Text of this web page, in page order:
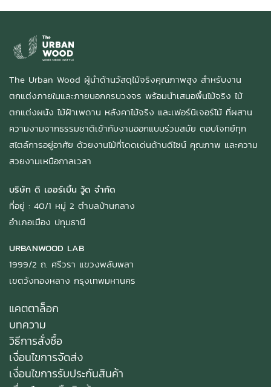
The Urban Wood ผู้นำด้านวัสดุไม้จริงคุณภาพสูง สำหรับงาน
ตกแต่งภายในและภายนอกครบวงจร พร้อมนำเสนอพื้นไม้จริง ไม้
ตกแต่งผนัง ไม้ฝ้าเพดาน หลังคาไม้จริง และเฟอร์นิเจอร์ไม้ ที่ผสาน
ความงามจากธรรมชาติเข้ากับงานออกแบบร่วมสมัย ตอบโจทย์ทุก
สไตล์การอยู่อาศัย ด้วยงานไม้ที่โดดเด่นด้านดีไซน์ คุณภาพ และความ
สวยงามเหนือกาลเวลา
บริษัท ดิ เออร์เบิ้น วู้ด จำกัด
ที่อยู่ : 40/1 หมู่ 2 ตำบลบ้านกลาง
อำเภอเมือง ปทุมธานี
URBANWOOD LAB
1999/2 ถ. ศรีวรา แขวงพลับพลา
เขตวังทองหลาง กรุงเทพมหานคร
แคตตาล็อก
บทความ
วิธีการสั่งซื้อ
เงื่อนไขการจัดส่ง
เงื่อนไขการรับประกันสินค้า